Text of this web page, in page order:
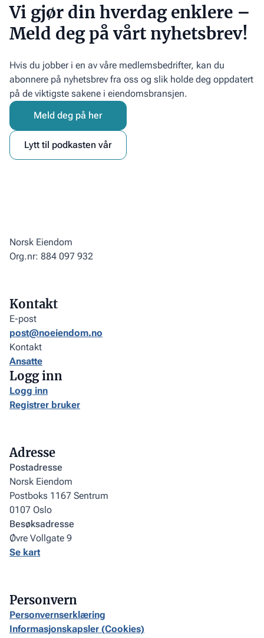
Vi gjør din hverdag enklere –
Meld deg på vårt nyhetsbrev!
Hvis du jobber i en av våre medlemsbedrifter, kan du
abonnere på nyhetsbrev fra oss og slik holde deg oppdatert
på de viktigste sakene i eiendomsbransjen.
Meld deg på her
Lytt til podkasten vår
Norsk Eiendom
Org.nr: 884 097 932
Kontakt
E-post
post@noeiendom.no
Kontakt
Ansatte
Logg inn
Logg inn
Registrer bruker
Adresse
Postadresse
Norsk Eiendom
Postboks 1167 Sentrum
0107 Oslo
Besøksadresse
Øvre Vollgate 9
Se kart
Personvern
Personvernserklæring
Informasjonskapsler (Cookies)